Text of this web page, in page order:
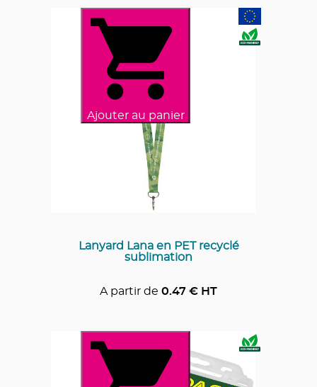
Ajouter au panier
Lanyard Lana en PET recyclé
sublimation
A partir de 0.47 € HT